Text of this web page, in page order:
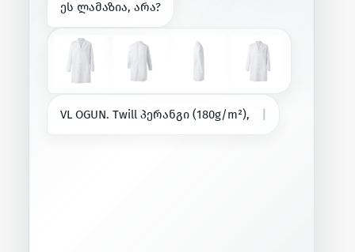
ეს ლამაზია, არა?
VL OGUN. Twill პერანგი (180g/m²),